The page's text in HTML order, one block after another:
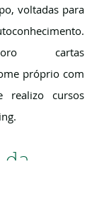
voltadas para
cartas
próprio com
realizo cursos
da